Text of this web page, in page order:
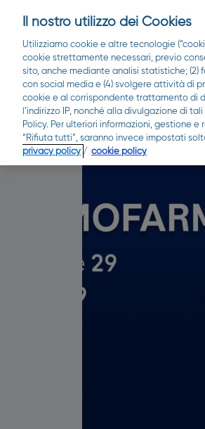
Blog
Il nostro utilizzo dei Cookies
Utilizziamo cookie e altre tecnologie
cookie strettamente necessari, previo
sito, anche mediante analisi statistiche; (2)
con social media e (4) svolgere attività di
cookie e al corrispondente trattamento di
l’indirizzo IP, nonché alla divulgazione di
Policy. Per ulteriori informazioni, gestione
“Rifiuta tutti”, saranno invece impostati
privacy policy / cookie policy